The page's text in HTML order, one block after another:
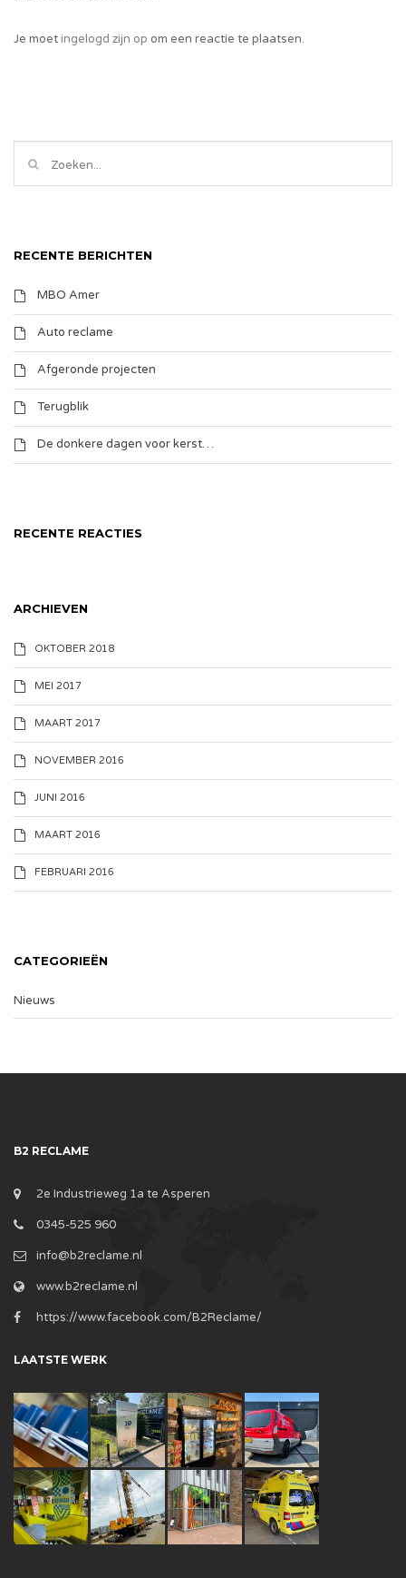
Je moetingelogd zijn op om een reactie te plaatsen.
RECENTE BERICHTEN
MBO Amer
Auto reclame
Afgeronde projecten
Terugblik
De donkere dagen voor kerst…
RECENTE REACTIES
ARCHIEVEN
OKTOBER 2018
MEI 2017
MAART 2017
NOVEMBER 2016
JUNI 2016
MAART 2016
FEBRUARI 2016
CATEGORIEËN
Nieuws
B2 RECLAME
2e Industrieweg 1a te Asperen
0345-525 960
info@b2reclame.nl
www.b2reclame.nl
https://www.facebook.com/B2Reclame/
LAATSTE WERK